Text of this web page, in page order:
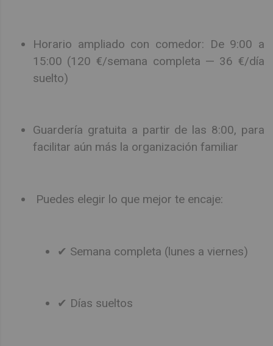
Horario ampliado con comedor: De 9:00 a
15:00 (120 €/semana completa — 36 €/día
suelto)
Guardería gratuita a partir de las 8:00, para
facilitar aún más la organización familiar
Puedes elegir lo que mejor te encaje:
✔ Semana completa (lunes a viernes)
✔ Días sueltos